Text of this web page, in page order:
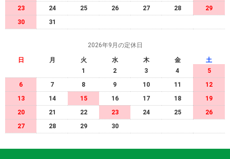
23
24 25 26 27 28
29
30
31
2026年9月の定休日
日 月 火 水 木 金
土
1
2 3 4
5
6
7 8 9 10 11
12
13
14 15 16 17 18
19
20
21 22 23 24 25
26
27
28 29 30